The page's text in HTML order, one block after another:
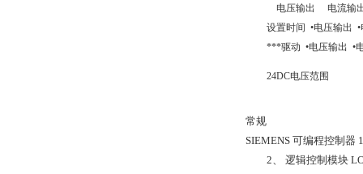
电压输出 电流输
设置时间 •电压输出
***驱动 •电压输出 •
24DC电压范围
常规
SIEMENS 可编程控制器
2、 逻辑控制模块